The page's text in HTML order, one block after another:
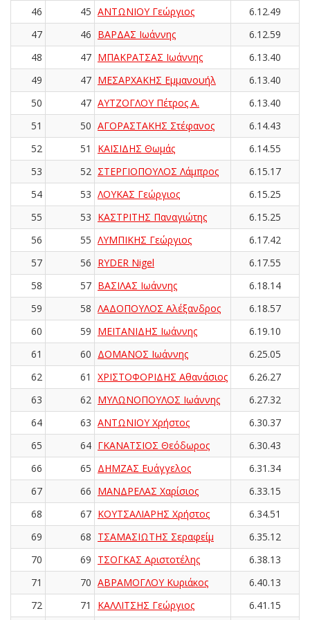
46 45 ΑΝΤΩΝΙΟΥ Γεώργιος
6.12.49
47
46 ΒΑΡΔΑΣ Ιωάννης
6.12.59
48
47 ΜΠΑΚΡΑΤΣΑΣ Ιωάννης
6.13.40
49
47 ΜΕΣΑΡΧΑΚΗΣ Εμμανουήλ
6.13.40
50
47 ΑΥΤΖΟΓΛΟΥ Πέτρος Α.
6.13.40
51
50 ΑΓΟΡΑΣΤΑΚΗΣ Στέφανος
6.14.43
52
51 ΚΑΪΣΙΔΗΣ Θωμάς
6.14.55
53
52 ΣΤΕΡΓΙΟΠΟΥΛΟΣ Λάμπρος
6.15.17
54
53 ΛΟΥΚΑΣ Γεώργιος
6.15.25
55
53 ΚΑΣΤΡΙΤΗΣ Παναγιώτης
6.15.25
56
55 ΛΥΜΠΙΚΗΣ Γεώργιος
6.17.42
57
56 RYDER Nigel
6.17.55
58
57 ΒΑΣΙΛΑΣ Ιωάννης
6.18.14
59
58 ΛΑΔΟΠΟΥΛΟΣ Αλέξανδρος
6.18.57
60
59 ΜΕΪΤΑΝΙΔΗΣ Ιωάννης
6.19.10
61
60 ΔΟΜΑΝΟΣ Ιωάννης
6.25.05
62
61 ΧΡΙΣΤΟΦΟΡΙΔΗΣ Αθανάσιος
6.26.27
63
62 ΜΥΛΩΝΟΠΟΥΛΟΣ Ιωάννης
6.27.32
64
63 ΑΝΤΩΝΙΟΥ Χρήστος
6.30.37
65
64 ΓΚΑΝΑΤΣΙΟΣ Θεόδωρος
6.30.43
66
65 ΔΗΜΖΑΣ Ευάγγελος
6.31.34
67
66 ΜΑΝΔΡΕΛΑΣ Χαρίσιος
6.33.15
68
67 ΚΟΥΤΣΑΛΙΑΡΗΣ Χρήστος
6.34.51
69
68 ΤΣΑΜΑΣΙΩΤΗΣ Σεραφείμ
6.35.12
70
69 ΤΣΟΓΚΑΣ Αριστοτέλης
6.38.13
71
70 ΑΒΡΑΜΟΓΛΟΥ Κυριάκος
6.40.13
72
71 ΚΑΛΛΙΤΣΗΣ Γεώργιος 6.41.15